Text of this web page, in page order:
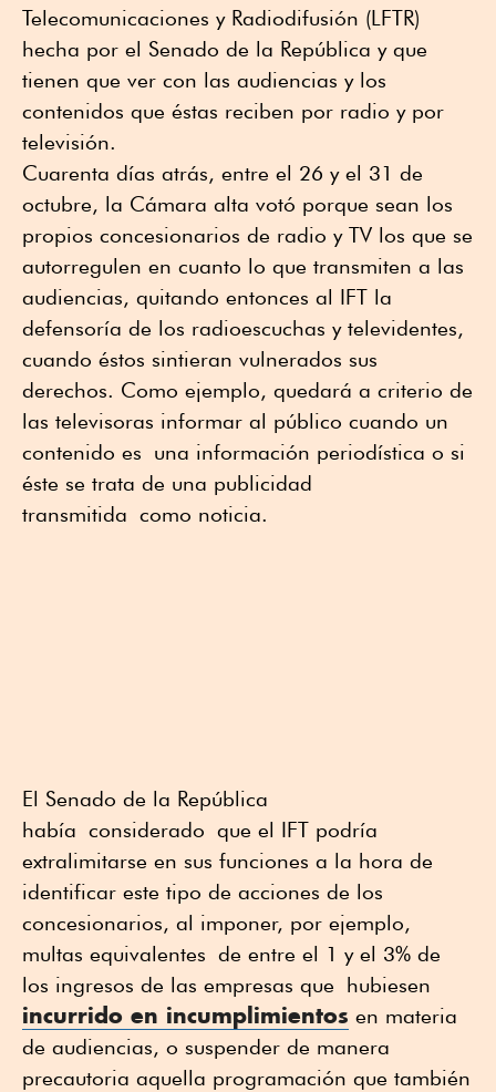
Telecomunicaciones y Radiodifusión (LFTR)
hecha por el Senado de la República y que
tienen que ver con las audiencias y los
contenidos que éstas reciben por radio y por
televisión.
Cuarenta días atrás, entre el 26 y el 31 de
octubre, la Cámara alta votó porque sean los
propios concesionarios de radio y TV los que se
autorregulen en cuanto lo que transmiten a las
audiencias, quitando entonces al IFT la
defensoría de los radioescuchas y televidentes,
cuando éstos sintieran vulnerados sus
derechos. Como ejemplo, quedará a criterio de
las televisoras informar al público cuando un
contenido es una información periodística o si
éste se trata de una publicidad
transmitida como noticia.
El Senado de la República
había considerado que el IFT podría
extralimitarse en sus funciones a la hora de
identificar este tipo de acciones de los
concesionarios, al imponer, por ejemplo,
multas equivalentes de entre el 1 y el 3% de
los ingresos de las empresas que hubiesen
incurrido en incumplimientos en materia
de audiencias, o suspender de manera
precautoria aquella programación que también